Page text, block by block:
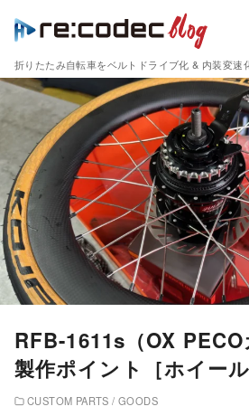
コ
ン
ツ
へ
移
動
折りたたみ自転車をベルトドライブ化 & 内装変速
RFB-1611s（OX PECO
製作ポイント［ホイール
CUSTOM PARTS / GOODS